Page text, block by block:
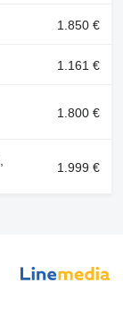
1.850 €
1.161 €
1.800 €
1.999 €